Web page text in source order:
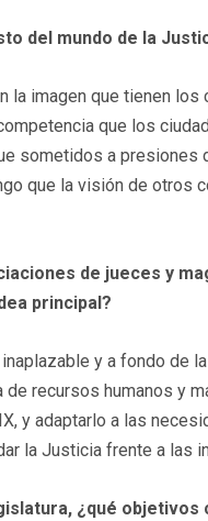
del mundo de la
la imagen que tienen
que los
sometidos a presiones
que la visión de
de jueces y
principal?
y a fondo de
recursos humanos y
y adaptarlo a las
la Justicia frente a
¿qué